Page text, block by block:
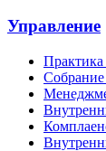
Управление
Практика